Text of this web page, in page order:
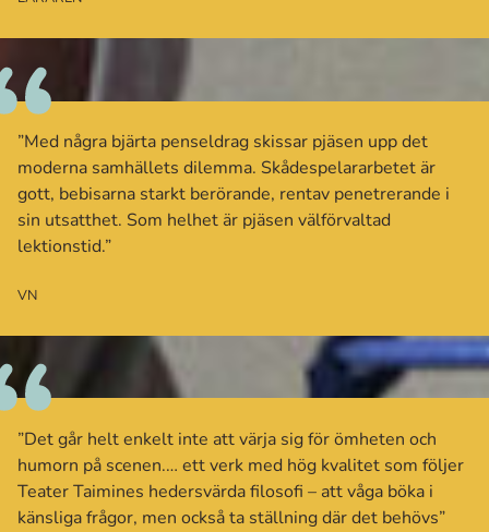
”Med några bjärta penseldrag skissar pjäsen upp det
moderna samhällets dilemma. Skådespelararbetet är
gott, bebisarna starkt berörande, rentav penetrerande i
sin utsatthet. Som helhet är pjäsen välförvaltad
lektionstid.”
VN
”Det går helt enkelt inte att värja sig för ömheten och
humorn på scenen.… ett verk med hög kvalitet som följer
Teater Taimines hedersvärda filosofi – att våga böka i
känsliga frågor, men också ta ställning där det behövs”